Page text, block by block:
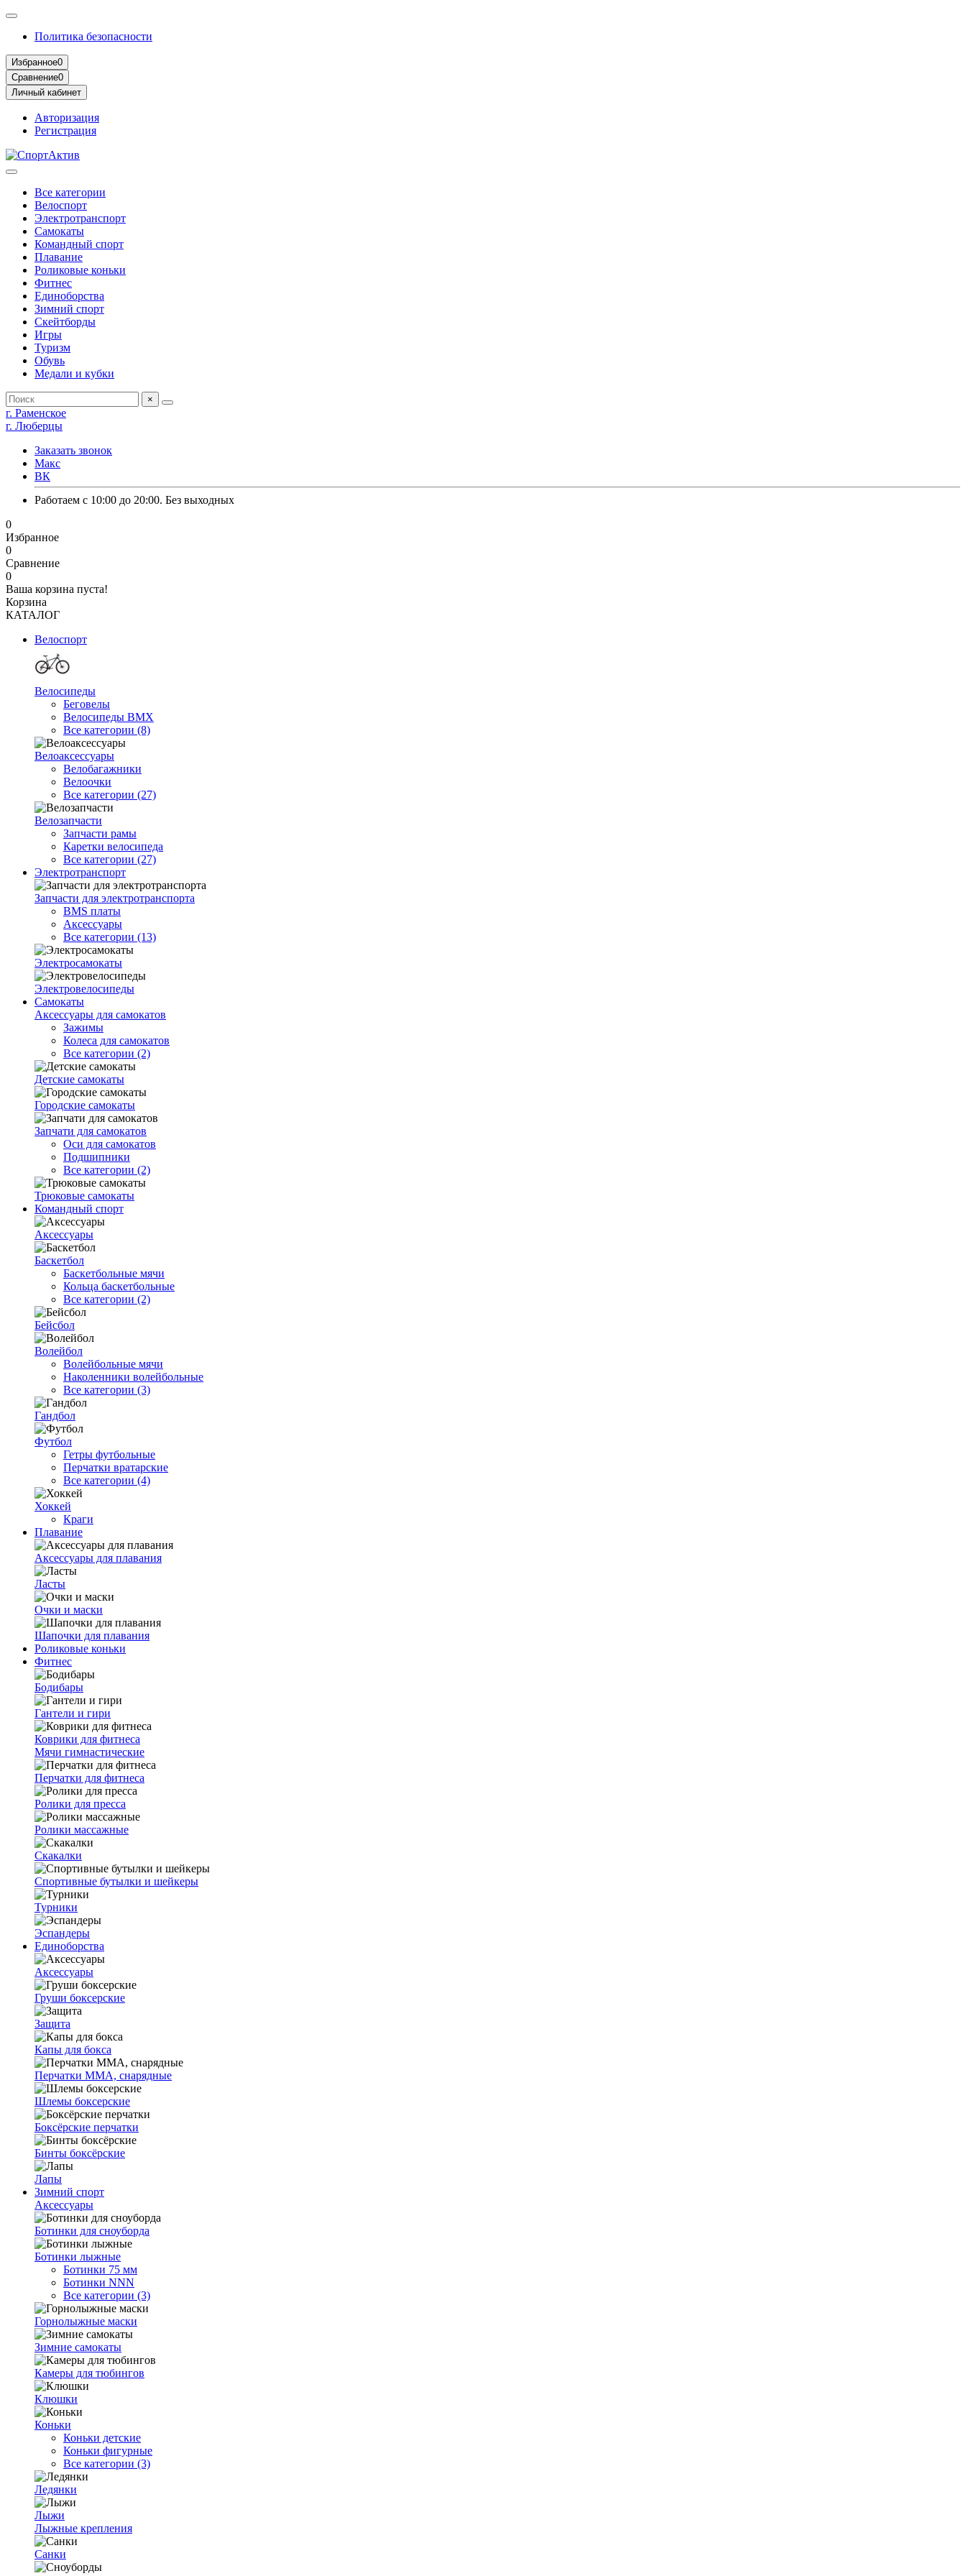
Политика безопасности
Избранное0
Сравнение0
Личный кабинет
Авторизация
Регистрация
Все категории
Велоспорт
Электротранспорт
Самокаты
Командный спорт
Плавание
Роликовые коньки
Фитнес
Единоборства
Зимний спорт
Скейтборды
Игры
Туризм
Обувь
Медали и кубки
×
г. Раменское
г. Люберцы
Заказать звонок
Макс
ВК
Работаем с 10:00 до 20:00. Без выходных
0
Избранное
0
Сравнение
0
Ваша корзина пуста!
Корзина
КАТАЛОГ
Велоспорт
Велосипеды
Беговелы
Велосипеды BMX
Все категории (8)
Велоаксессуары
Велобагажники
Велоочки
Все категории (27)
Велозапчасти
Запчасти рамы
Каретки велосипеда
Все категории (27)
Электротранспорт
Запчасти для электротранспорта
BMS платы
Аксессуары
Все категории (13)
Электросамокаты
Электровелосипеды
Самокаты
Аксессуары для самокатов
Зажимы
Колеса для самокатов
Все категории (2)
Детские самокаты
Городские самокаты
Запчати для самокатов
Оси для самокатов
Подшипники
Все категории (2)
Трюковые самокаты
Командный спорт
Аксессуары
Баскетбол
Баскетбольные мячи
Кольца баскетбольные
Все категории (2)
Бейсбол
Волейбол
Волейбольные мячи
Наколенники волейбольные
Все категории (3)
Гандбол
Футбол
Гетры футбольные
Перчатки вратарские
Все категории (4)
Хоккей
Краги
Плавание
Аксессуары для плавания
Ласты
Очки и маски
Шапочки для плавания
Роликовые коньки
Фитнес
Бодибары
Гантели и гири
Коврики для фитнеса
Мячи гимнастические
Перчатки для фитнеса
Ролики для пресса
Ролики массажные
Скакалки
Спортивные бутылки и шейкеры
Турники
Эспандеры
Единоборства
Аксессуары
Груши боксерские
Защита
Капы для бокса
Перчатки ММА, снарядные
Шлемы боксерские
Боксёрские перчатки
Бинты боксёрские
Лапы
Зимний спорт
Аксессуары
Ботинки для сноуборда
Ботинки лыжные
Ботинки 75 мм
Ботинки NNN
Все категории (3)
Горнолыжные маски
Зимние самокаты
Камеры для тюбингов
Клюшки
Коньки
Коньки детские
Коньки фигурные
Все категории (3)
Ледянки
Лыжи
Лыжные крепления
Санки